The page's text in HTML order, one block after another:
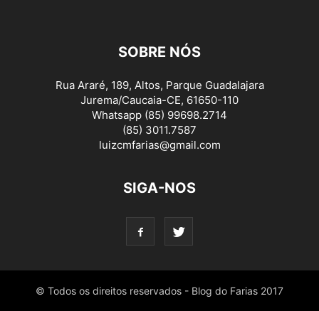
SOBRE NÓS
Rua Araré, 189, Altos, Parque Guadalajara
Jurema/Caucaia-CE, 61650-110
Whatsapp (85) 99698.2714
(85) 3011.7587
luizcmfarias@gmail.com
SIGA-NOS
© Todos os direitos reservados - Blog do Farias 2017